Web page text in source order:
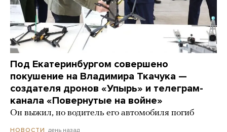
Под Екатеринбургом совершено
покушение на Владимира Ткачука —
создателя дронов «Упырь» и телеграм-
канала «Повернутые на войне»
Он выжил, но водитель его автомобиля погиб
НОВОСТИ день назад